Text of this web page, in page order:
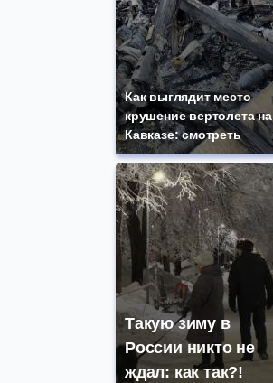
Как выглядит место
крушение вертолета на
Кавказе: смотреть
Такую зиму в
России никто не
ждал: как так?!